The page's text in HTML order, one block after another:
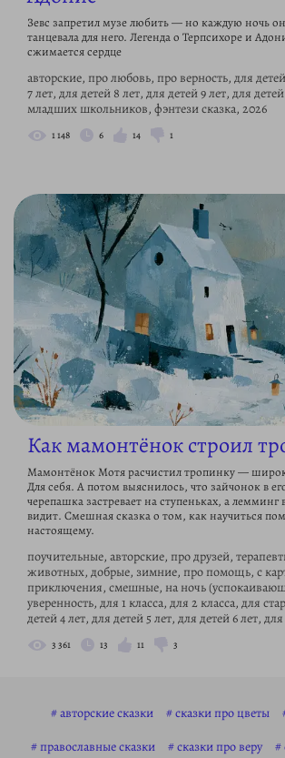
Зевс запретил музе любить — но каждую ночь
танцевала для него. Легенда о Терпсихоре и
сжимается сердце
авторские, про любовь, про верность, для
7 лет, для детей 8 лет, для детей 9 лет, для
младших школьников, фэнтези сказка, 2026
1 148 6 14 1
Как мамонтёнок строил
Мамонтёнок Мотя расчистил тропинку —
Для себя. А потом выяснилось, что зайчонок в
черепашка застревает на ступеньках, а
видит. Смешная сказка о том, как научиться
настоящему.
поучительные, авторские, про друзей,
животных, добрые, зимние, про помощь, с
приключения, смешные, на ночь
уверенность, для 1 класса, для 2 класса, для
детей 4 лет, для детей 5 лет, для детей 6 лет,
3 361 13 11 3
авторские сказки сказки про цветы
православные сказки
сказки про веру